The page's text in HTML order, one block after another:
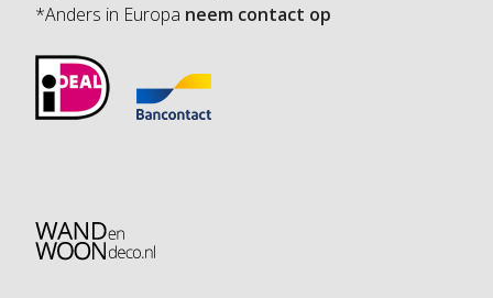
*Anders in Europa neem contact op